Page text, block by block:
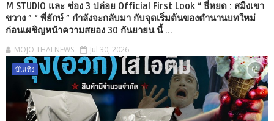
M STUDIO และ ช่อง 3 ปล่อย Official First Look “ ธี่หยด : สมิงเขา
ขวาง ” “ พี่ยักษ์ ” กำลังจะกลับมา กับจุดเริ่มต้นของตำนานบทใหม่
ก่อนเผชิญหน้าความสยอง 30 กันยายน นี้ ...
MOJO THAI NEWS Jul 30, 2026
บันเทิง